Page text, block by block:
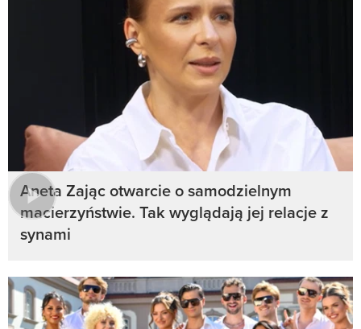
Aneta Zając otwarcie o samodzielnym
macierzyństwie. Tak wyglądają jej relacje z
synami